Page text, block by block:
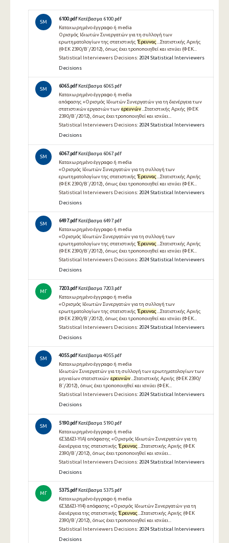
SM
6100.pdf Κατέβασμα 6100.pdf
Καταχωρημένο έγγραφο ή media
Ορισμός Ιδιωτών Συνεργατών για τη συλλογή των
ερωτηματολογίων της στατιστικής Έρευνας ...Στατιστικής Αρχής
(ΦΕΚ 2390/Β΄/2012), όπως έχει τροποποιηθεί και ισχύει (ΦΕΚ...
Statistical Interviewers Decisions: 2024 Statistical Interviewers
Decisions
SM
6065.pdf Κατέβασμα 6065.pdf
Καταχωρημένο έγγραφο ή media
απόφασης «Ορισμός Ιδιωτών Συνεργατών για τη διενέργεια των
στατιστικών εργασιών των ερευνών...Στατιστικής Αρχής (ΦΕΚ
2390/Β΄/2012), όπως έχει τροποποιηθεί και ισχύει...
Statistical Interviewers Decisions: 2024 Statistical Interviewers
Decisions
SM
6067.pdf Κατέβασμα 6067.pdf
Καταχωρημένο έγγραφο ή media
«Ορισμός Ιδιωτών Συνεργατών για τη συλλογή των
ερωτηματολογίων της στατιστικής Έρευνας ...Στατιστικής Αρχής
(ΦΕΚ 2390/Β΄/2012), όπως έχει τροποποιηθεί και ισχύει (ΦΕΚ...
Statistical Interviewers Decisions: 2024 Statistical Interviewers
Decisions
SM
6497.pdf Κατέβασμα 6497.pdf
Καταχωρημένο έγγραφο ή media
«Ορισμός Ιδιωτών Συνεργατών για τη συλλογή των
ερωτηματολογίων της στατιστικής Έρευνας...Στατιστικής Αρχής
(ΦΕΚ 2390/Β΄/2012), όπως έχει τροποποιηθεί και ισχύει (ΦΕΚ...
Statistical Interviewers Decisions: 2024 Statistical Interviewers
Decisions
ΜΓ
7203.pdf Κατέβασμα 7203.pdf
Καταχωρημένο έγγραφο ή media
«Ορισμός Ιδιωτών Συνεργατών για τη συλλογή των
ερωτηματολογίων της στατιστικής Έρευνας ...Στατιστικής Αρχής
(ΦΕΚ 2390/Β΄/2012), όπως έχει τροποποιηθεί και ισχύει (ΦΕΚ...
Statistical Interviewers Decisions: 2024 Statistical Interviewers
Decisions
SM
4055.pdf Κατέβασμα 4055.pdf
Καταχωρημένο έγγραφο ή media
Ιδιωτών Συνεργατών για τη συλλογή των ερωτηματολογίων των
μηνιαίων στατιστικών ερευνών...Στατιστικής Αρχής (ΦΕΚ 2390/
Β΄/2012), όπως έχει τροποποιηθεί και ισχύει (ΦΕΚ...
Statistical Interviewers Decisions: 2024 Statistical Interviewers
Decisions
SM
5190.pdf Κατέβασμα 5190.pdf
Καταχωρημένο έγγραφο ή media
6Σ3Δ6ΣΙ-ΥΙΑ) απόφασης «Ορισμός Ιδιωτών Συνεργατών για τη
διενέργεια της στατιστικής Έρευνας ...Στατιστικής Αρχής (ΦΕΚ
2390/Β΄/2012), όπως έχει τροποποιηθεί και ισχύει...
Statistical Interviewers Decisions: 2024 Statistical Interviewers
Decisions
ΜΓ
5375.pdf Κατέβασμα 5375.pdf
Καταχωρημένο έγγραφο ή media
6Σ3Δ6ΣΙ-ΥΙ4) απόφασης «Ορισμός Ιδιωτών Συνεργατών για τη
διενέργεια της στατιστικής Έρευνας...Στατιστικής Αρχής (ΦΕΚ
2390/Β΄/2012), όπως έχει τροποποιηθεί και ισχύει...
Statistical Interviewers Decisions: 2024 Statistical Interviewers
Decisions